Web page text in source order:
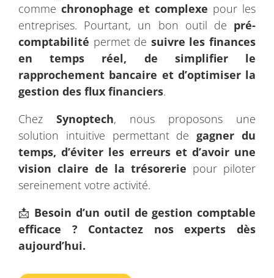
comme chronophage et complexe pour les
entreprises. Pourtant, un bon outil de pré-
comptabilité permet de suivre les finances
en temps réel, de simplifier le
rapprochement bancaire et d’optimiser la
gestion des flux financiers.
Chez Synoptech, nous proposons une
solution intuitive permettant degagner du
temps, d’éviter les erreurs et d’avoir une
vision claire de la trésorerie pour piloter
sereinement votre activité.
📩 Besoin d’un outil de gestion comptable
efficace ? Contactez nos experts dès
aujourd’hui.